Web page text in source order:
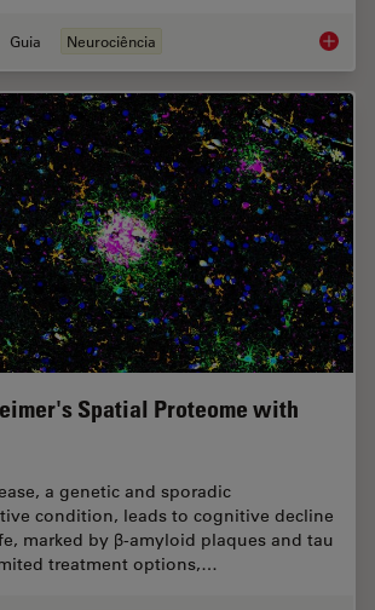
Guia Neurociência
Spatial Proteome with
a genetic and sporadic
condition, leads to cognitive decline
marked by β-amyloid plaques and tau
treatment options,…